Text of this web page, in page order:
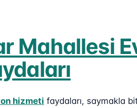
Mahallesi
hizmeti faydaları, saymakla